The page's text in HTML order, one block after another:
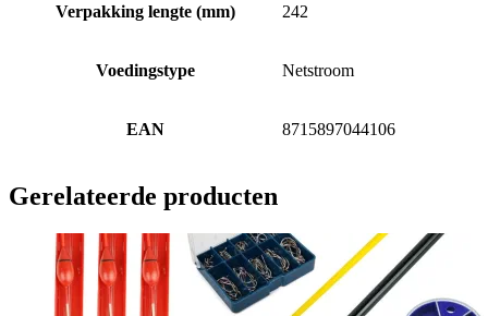
Verpakking lengte (mm) 242
Voedingstype Netstroom
EAN 8715897044106
Gerelateerde producten